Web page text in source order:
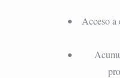
Acceso a